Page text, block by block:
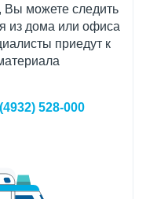
Вы можете следить
из дома или офиса
приедут к
528-000